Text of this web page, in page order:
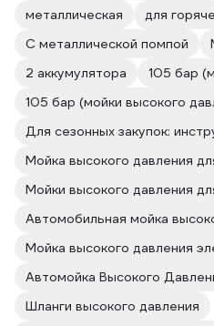
металлическая
для
С металлической помпой
2 аккумулятора
105 бар
105 бар (мойки высокого
Мойка высокого давления
Мойки высокого давления
Автомобильная мойка
Мойка высокого давления
Автомойка Высокого
Шланги высокого давления